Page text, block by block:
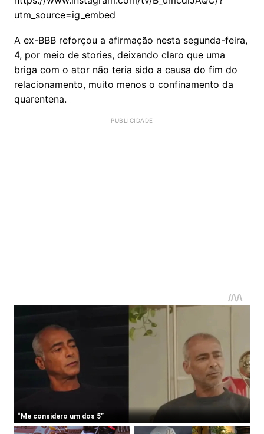
utm_source=ig_embed
A ex-BBB reforçou a afirmação nesta segunda-feira,
4, por meio de stories, deixando claro que uma
briga com o ator não teria sido a causa do fim do
relacionamento, muito menos o confinamento da
quarentena.